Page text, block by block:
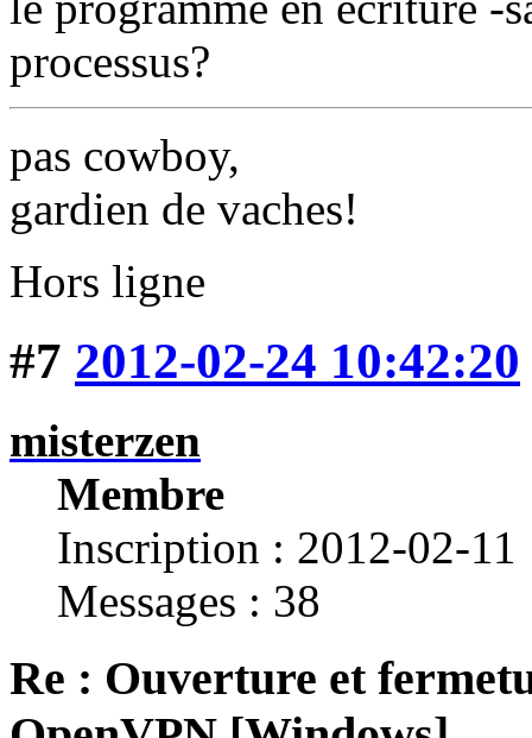
processus?
pas cowboy,
gardien de vaches!
Hors ligne
#7 2012-02-24 10:42:20
misterzen
Membre
Inscription : 2012-02-11
Messages : 38
Re : Ouverture et